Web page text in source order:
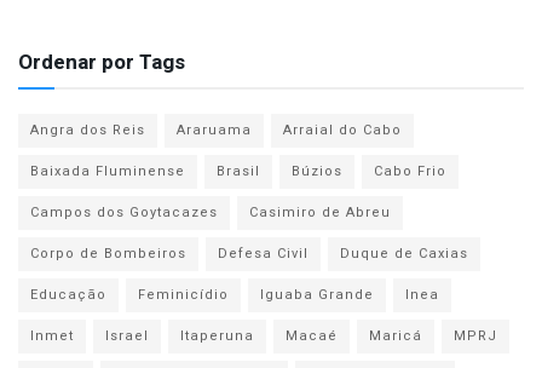
Ordenar por Tags
Angra dos Reis Araruama
Arraial do Cabo
Baixada Fluminense
Brasil Búzios
Cabo Frio
Campos dos Goytacazes
Casimiro de Abreu
Corpo de Bombeiros
Defesa Civil
Duque de Caxias
Educação
Feminicídio Iguaba Grande
Inea
Inmet
Israel Itaperuna Macaé Maricá
MPRJ